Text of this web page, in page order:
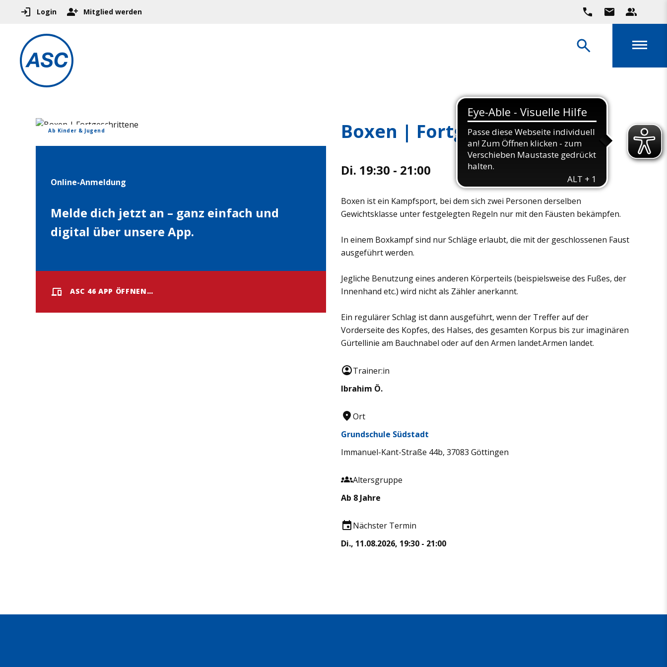
Login Mitglied werden
Ab Kinder & Jugend
Online-Anmeldung
Melde dich jetzt an – ganz einfach und
digital über unsere App.
ASC 46 APP ÖFFNEN…
Boxen | Fortgeschrittene
Di. 19:30 - 21:00
Boxen ist ein Kampfsport, bei dem sich zwei Personen derselben
Gewichtsklasse unter festgelegten Regeln nur mit den Fäusten bekämpfen.
In einem Boxkampf sind nur Schläge erlaubt, die mit der geschlossenen Faust
ausgeführt werden.
Jegliche Benutzung eines anderen Körperteils (beispielsweise des Fußes, der
Innenhand etc.) wird nicht als Zähler anerkannt.
Ein regulärer Schlag ist dann ausgeführt, wenn der Treffer auf der
Vorderseite des Kopfes, des Halses, des gesamten Korpus bis zur imaginären
Gürtellinie am Bauchnabel oder auf den Armen landet.Armen landet.
Trainer:in
Ibrahim Ö.
Ort
Grundschule Südstadt
Immanuel-Kant-Straße 44b, 37083 Göttingen
Altersgruppe
Ab 8 Jahre
Nächster Termin
Di., 11.08.2026, 19:30 - 21:00